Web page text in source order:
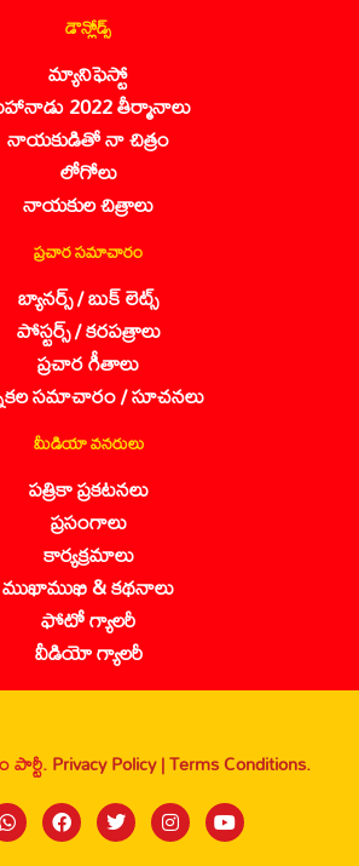
డౌన్లోడ్స్
మ్యానిఫెస్టో
2022 తీర్మానాలు
నాయకుడితో నా చిత్రం
లోగోలు
నాయకుల చిత్రాలు
ప్రచార సమాచారం
బ్యానర్స్ / బుక్ లెట్స్
పోస్టర్స్ / కరపత్రాలు
ప్రచార గీతాలు
సమాచారం / సూచనలు
మీడియా వనరులు
పత్రికా ప్రకటనలు
ప్రసంగాలు
కార్యక్రమాలు
ముఖాముఖి & కథనాలు
ఫోటో గ్యాలరీ
వీడియో గ్యాలరీ
పార్టీ.Privacy Policy |Terms Conditions.